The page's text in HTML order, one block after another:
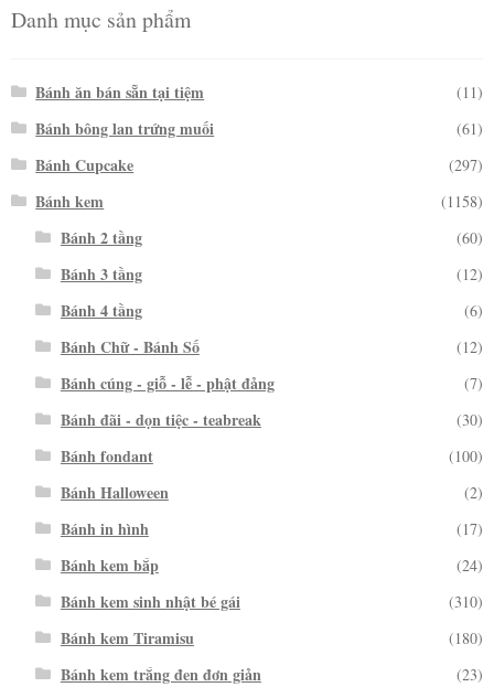
Danh mục sản phẩm
Bánh ăn bán sẵn tại tiệm (11)
Bánh bông lan trứng muối (61)
Bánh Cupcake (297)
Bánh kem (1158)
Bánh 2 tầng (60)
Bánh 3 tầng (12)
Bánh 4 tầng (6)
Bánh Chữ - Bánh Số (12)
Bánh cúng - giỗ - lễ - phật đảng (7)
Bánh đãi - dọn tiệc - teabreak (30)
Bánh fondant (100)
Bánh Halloween (2)
Bánh in hình (17)
Bánh kem bắp (24)
Bánh kem sinh nhật bé gái (310)
Bánh kem Tiramisu (180)
Bánh kem trắng đen đơn giản (23)